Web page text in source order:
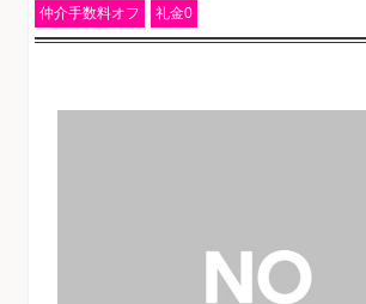
仲介手数料オフ 礼金0